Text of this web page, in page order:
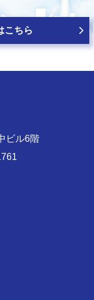
こちら
ビル6階